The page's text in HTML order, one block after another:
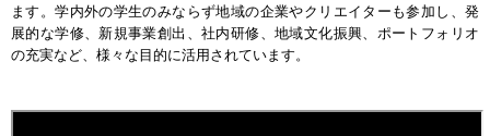
ます。学内外の学生のみならず地域の企業やクリエイターも参加し、発
展的な学修、新規事業創出、社内研修、地域文化振興、ポートフォリオ
の充実など、様々な目的に活用されています。